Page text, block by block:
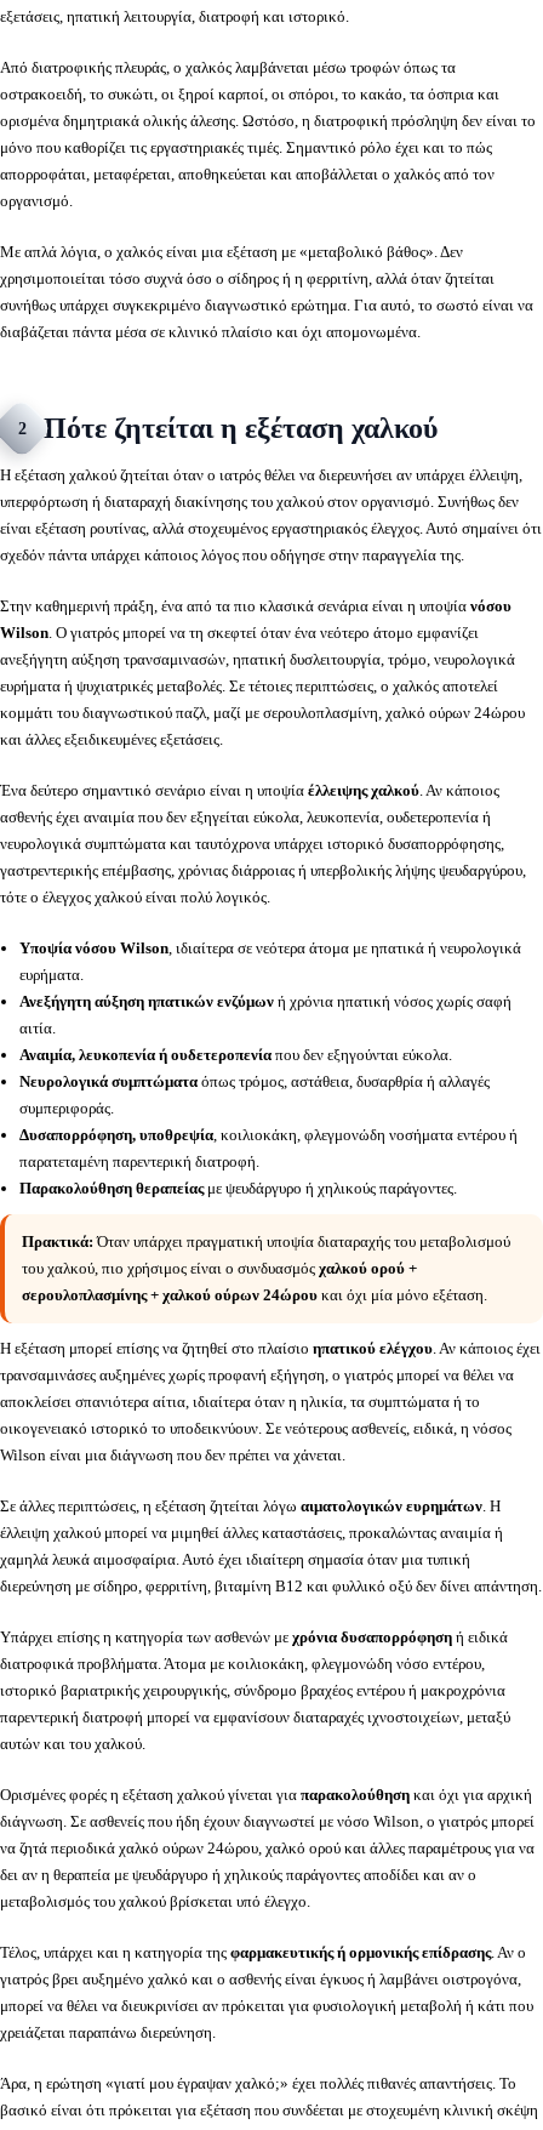
εξετάσεις, ηπατική λειτουργία, διατροφή και ιστορικό.
Από διατροφικής πλευράς, ο χαλκός λαμβάνεται μέσω τροφών όπως τα
οστρακοειδή, το συκώτι, οι ξηροί καρποί, οι σπόροι, το κακάο, τα όσπρια και
ορισμένα δημητριακά ολικής άλεσης. Ωστόσο, η διατροφική πρόσληψη δεν είναι το
μόνο που καθορίζει τις εργαστηριακές τιμές. Σημαντικό ρόλο έχει και το πώς
απορροφάται, μεταφέρεται, αποθηκεύεται και αποβάλλεται ο χαλκός από τον
οργανισμό.
Με απλά λόγια, ο χαλκός είναι μια εξέταση με «μεταβολικό βάθος». Δεν
χρησιμοποιείται τόσο συχνά όσο ο σίδηρος ή η φερριτίνη, αλλά όταν ζητείται
συνήθως υπάρχει συγκεκριμένο διαγνωστικό ερώτημα. Για αυτό, το σωστό είναι να
διαβάζεται πάντα μέσα σε κλινικό πλαίσιο και όχι απομονωμένα.
2 Πότε ζητείται η εξέταση χαλκού
Η εξέταση χαλκού ζητείται όταν ο ιατρός θέλει να διερευνήσει αν υπάρχει έλλειψη,
υπερφόρτωση ή διαταραχή διακίνησης του χαλκού στον οργανισμό. Συνήθως δεν
είναι εξέταση ρουτίνας, αλλά στοχευμένος εργαστηριακός έλεγχος. Αυτό σημαίνει ότι
σχεδόν πάντα υπάρχει κάποιος λόγος που οδήγησε στην παραγγελία της.
Στην καθημερινή πράξη, ένα από τα πιο κλασικά σενάρια είναι η υποψία νόσου
Wilson. Ο γιατρός μπορεί να τη σκεφτεί όταν ένα νεότερο άτομο εμφανίζει
ανεξήγητη αύξηση τρανσαμινασών, ηπατική δυσλειτουργία, τρόμο, νευρολογικά
ευρήματα ή ψυχιατρικές μεταβολές. Σε τέτοιες περιπτώσεις, ο χαλκός αποτελεί
κομμάτι του διαγνωστικού παζλ, μαζί με σερουλοπλασμίνη, χαλκό ούρων 24ώρου
και άλλες εξειδικευμένες εξετάσεις.
Ένα δεύτερο σημαντικό σενάριο είναι η υποψία έλλειψης χαλκού. Αν κάποιος
ασθενής έχει αναιμία που δεν εξηγείται εύκολα, λευκοπενία, ουδετεροπενία ή
νευρολογικά συμπτώματα και ταυτόχρονα υπάρχει ιστορικό δυσαπορρόφησης,
γαστρεντερικής επέμβασης, χρόνιας διάρροιας ή υπερβολικής λήψης ψευδαργύρου,
τότε ο έλεγχος χαλκού είναι πολύ λογικός.
Υποψία νόσου Wilson, ιδιαίτερα σε νεότερα άτομα με ηπατικά ή νευρολογικά
ευρήματα.
Ανεξήγητη αύξηση ηπατικών ενζύμωνή χρόνια ηπατική νόσος χωρίς σαφή
αιτία.
Αναιμία, λευκοπενία ή ουδετεροπενίαπου δεν εξηγούνται εύκολα.
Νευρολογικά συμπτώματαόπως τρόμος, αστάθεια, δυσαρθρία ή αλλαγές
συμπεριφοράς.
Δυσαπορρόφηση, υποθρεψία, κοιλιοκάκη, φλεγμονώδη νοσήματα εντέρου ή
παρατεταμένη παρεντερική διατροφή.
Παρακολούθηση θεραπείαςμε ψευδάργυρο ή χηλικούς παράγοντες.
Πρακτικά: Όταν υπάρχει πραγματική υποψία διαταραχής του μεταβολισμού
του χαλκού, πιο χρήσιμος είναι ο συνδυασμός χαλκού ορού +
σερουλοπλασμίνης + χαλκού ούρων 24ώρου και όχι μία μόνο εξέταση.
Η εξέταση μπορεί επίσης να ζητηθεί στο πλαίσιο ηπατικού ελέγχου. Αν κάποιος έχει
τρανσαμινάσες αυξημένες χωρίς προφανή εξήγηση, ο γιατρός μπορεί να θέλει να
αποκλείσει σπανιότερα αίτια, ιδιαίτερα όταν η ηλικία, τα συμπτώματα ή το
οικογενειακό ιστορικό το υποδεικνύουν. Σε νεότερους ασθενείς, ειδικά, η νόσος
Wilson είναι μια διάγνωση που δεν πρέπει να χάνεται.
Σε άλλες περιπτώσεις, η εξέταση ζητείται λόγω αιματολογικών ευρημάτων. Η
έλλειψη χαλκού μπορεί να μιμηθεί άλλες καταστάσεις, προκαλώντας αναιμία ή
χαμηλά λευκά αιμοσφαίρια. Αυτό έχει ιδιαίτερη σημασία όταν μια τυπική
διερεύνηση με σίδηρο, φερριτίνη, βιταμίνη B12 και φυλλικό οξύ δεν δίνει απάντηση.
Υπάρχει επίσης η κατηγορία των ασθενών με χρόνια δυσαπορρόφηση ή ειδικά
διατροφικά προβλήματα. Άτομα με κοιλιοκάκη, φλεγμονώδη νόσο εντέρου,
ιστορικό βαριατρικής χειρουργικής, σύνδρομο βραχέος εντέρου ή μακροχρόνια
παρεντερική διατροφή μπορεί να εμφανίσουν διαταραχές ιχνοστοιχείων, μεταξύ
αυτών και του χαλκού.
Ορισμένες φορές η εξέταση χαλκού γίνεται για παρακολούθηση και όχι για αρχική
διάγνωση. Σε ασθενείς που ήδη έχουν διαγνωστεί με νόσο Wilson, ο γιατρός μπορεί
να ζητά περιοδικά χαλκό ούρων 24ώρου, χαλκό ορού και άλλες παραμέτρους για να
δει αν η θεραπεία με ψευδάργυρο ή χηλικούς παράγοντες αποδίδει και αν ο
μεταβολισμός του χαλκού βρίσκεται υπό έλεγχο.
Τέλος, υπάρχει και η κατηγορία της φαρμακευτικής ή ορμονικής επίδρασης. Αν ο
γιατρός βρει αυξημένο χαλκό και ο ασθενής είναι έγκυος ή λαμβάνει οιστρογόνα,
μπορεί να θέλει να διευκρινίσει αν πρόκειται για φυσιολογική μεταβολή ή κάτι που
χρειάζεται παραπάνω διερεύνηση.
Άρα, η ερώτηση «γιατί μου έγραψαν χαλκό;» έχει πολλές πιθανές απαντήσεις. Το
βασικό είναι ότι πρόκειται για εξέταση που συνδέεται με στοχευμένη κλινική σκέψη